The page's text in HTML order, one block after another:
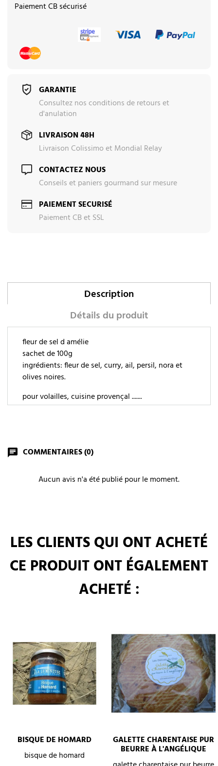
Paiement CB sécurisé
GARANTIE
Consultez nos conditions de retours et
d'anulation
LIVRAISON 48H
Livraison Colissimo et Mondial Relay
CONTACTEZ NOUS
Conseils et paniers gourmand sur mesure
PAIEMENT SECURISÉ
Paiement CB et SSL
Description
Détails du produit
fleur de sel d amélie
sachet de 100g
ingrédients: fleur de sel, curry, ail, persil, nora et
olives noires.
pour volailles, cuisine provençal .......
chat COMMENTAIRES (0)
Aucun avis n'a été publié pour le moment.
LES CLIENTS QUI ONT ACHETÉ
CE PRODUIT ONT ÉGALEMENT
ACHETÉ :
BISQUE DE HOMARD
bisque de homard
GALETTE CHARENTAISE PUR
BEURRE À L'ANGÉLIQUE